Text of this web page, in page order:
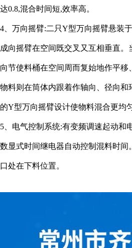
达0.8,混合时间短,效率高。
4、万向摇臂:二只Y型万向摇臂悬装
成向摇臂在空间既交叉又互相垂直
向节使料桶在空间周而复始地作平移
物料则在筒体内跟着作轴向、径向
的Y型万向摇臂设计使物料混合更均匀
5、电气控制系统:有变频调速起动和
数显式时间继电器自动控制混料时间
口处在下料位置。